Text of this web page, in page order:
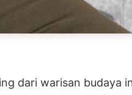
dari warisan budaya